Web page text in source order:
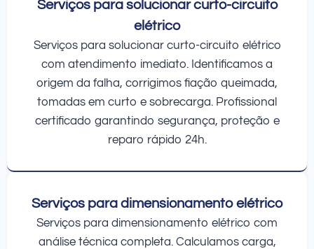
Serviços para solucionar curto-circuito
elétrico
Serviços para solucionar curto-circuito elétrico
com atendimento imediato. Identificamos a
origem da falha, corrigimos fiação queimada,
tomadas em curto e sobrecarga. Profissional
certificado garantindo segurança, proteção e
reparo rápido 24h.
Serviços para dimensionamento elétrico
Serviços para dimensionamento elétrico com
análise técnica completa. Calculamos carga,